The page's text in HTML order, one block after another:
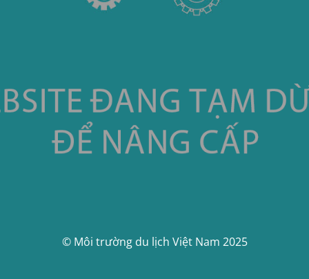
© Môi trường du lịch Việt Nam 2025